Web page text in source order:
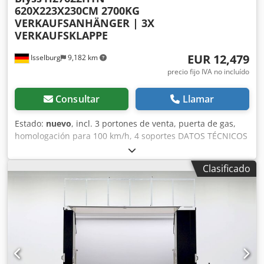
Isselburg 9,182 km
620X223X230CM 2700KG
VERKAUFSANHÄNGER | 3X
VERKAUFSKLAPPE
EUR 12,479
precio fijo IVA no incluído
Consultar Llamar
Estado: nuevo, incl. 3 portones de venta, puerta de gas,
homologación para 100 km/h, 4 soportes DATOS TÉCNICOS
• Marca: Blyss • Modelo: H27622HTN • Tipo de vehículo:
Remolque de venta • Estado del vehículo: Vehículo nuevo •
Primera matriculación: Sin matriculación previa •
ITV/Inspección Técnica: 2 años a partir de la primera
x 230 cm • Dimensiones exteriores (LxAnxAl): 787 x 236 x
280 cm • Peso total autorizado: 2.700 kg • Tara: 1.040 kg •
Carga útil: 1.660 kg • Chasis: Plataforma alta (ruedas
debajo de la estructura) • Neumáticos: 195/50R13C • Eje:
Eje de suspensión de goma KNOTT • Rueda de apoyo: Sí •
Clasificado